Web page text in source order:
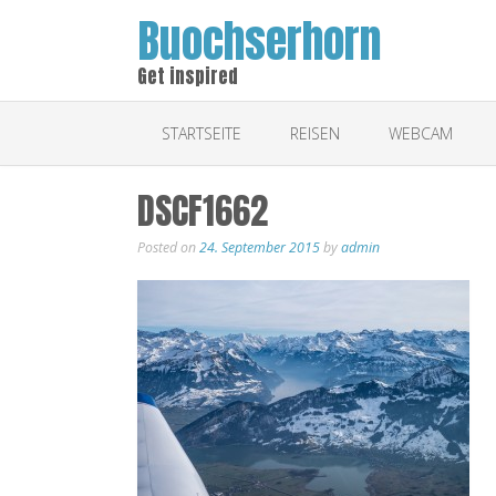
Buochserhorn
Get inspired
STARTSEITE REISEN WEBCAM
DSCF1662
Posted on24. September 2015byadmin